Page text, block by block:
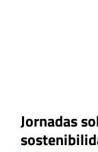
Jornadas